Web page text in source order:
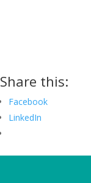
Share this:
Facebook
LinkedIn